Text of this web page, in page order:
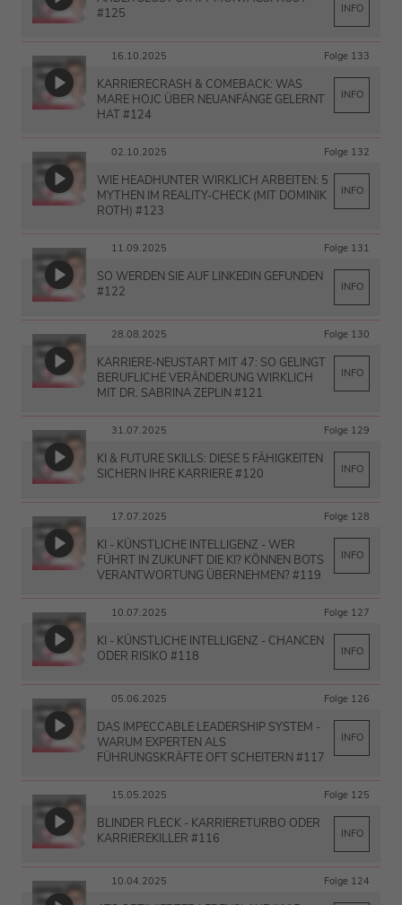
#125
INFO
16.10.2025 Folge 133
KARRIERECRASH & COMEBACK: WAS
MARE HOJC ÜBER NEUANFÄNGE GELERNT
HAT #124
INFO
02.10.2025 Folge 132
WIE HEADHUNTER WIRKLICH ARBEITEN: 5
MYTHEN IM REALITY-CHECK (MIT DOMINIK
ROTH) #123
INFO
11.09.2025 Folge 131
SO WERDEN SIE AUF LINKEDIN GEFUNDEN
#122
INFO
28.08.2025 Folge 130
KARRIERE-NEUSTART MIT 47: SO GELINGT
BERUFLICHE VERÄNDERUNG WIRKLICH
MIT DR. SABRINA ZEPLIN #121
INFO
31.07.2025 Folge 129
KI & FUTURE SKILLS: DIESE 5 FÄHIGKEITEN
SICHERN IHRE KARRIERE #120
INFO
17.07.2025 Folge 128
KI - KÜNSTLICHE INTELLIGENZ - WER
FÜHRT IN ZUKUNFT DIE KI? KÖNNEN BOTS
VERANTWORTUNG ÜBERNEHMEN? #119
INFO
10.07.2025 Folge 127
KI - KÜNSTLICHE INTELLIGENZ - CHANCEN
ODER RISIKO #118
INFO
05.06.2025 Folge 126
DAS IMPECCABLE LEADERSHIP SYSTEM -
WARUM EXPERTEN ALS
FÜHRUNGSKRÄFTE OFT SCHEITERN #117
INFO
15.05.2025 Folge 125
BLINDER FLECK - KARRIERETURBO ODER
KARRIEREKILLER #116
INFO
10.04.2025 Folge 124